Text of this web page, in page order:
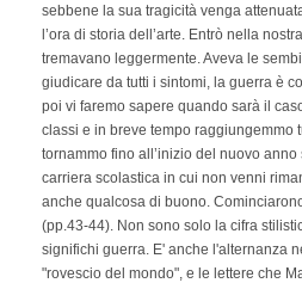
sebbene la sua tragicità venga
l’ora di storia dell’arte. Entrò nella
tremavano leggermente. Aveva le
giudicare da tutti i sintomi, la guerra è
poi vi faremo sapere quando sarà il
classi e in breve tempo raggiungemmo
tornammo fino all’inizio del nuovo
carriera scolastica in cui non venni
anche qualcosa di buono.
(pp.43-44). Non sono solo la cifra
significhi guerra. E' anche l'alternanza
"rovescio del mondo", e le lettere che